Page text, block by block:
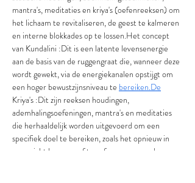
mantra's, meditaties en kriya's (oefenreeksen) om
het lichaam te revitaliseren, de geest te kalmeren
en interne blokkades op te lossen.Het concept
van Kundalini :Dit is een latente levensenergie
aan de basis van de ruggengraat die, wanneer deze
wordt gewekt, via de energiekanalen opstijgt om
een hoger bewustzijnsniveau te bereiken.De
Kriya's :Dit zijn reeksen houdingen,
ademhalingsoefeningen, mantra's en meditaties
die herhaaldelijk worden uitgevoerd om een
specifiek doel te bereiken, zoals het opnieuw in
evenwicht brengen of transformeren van de